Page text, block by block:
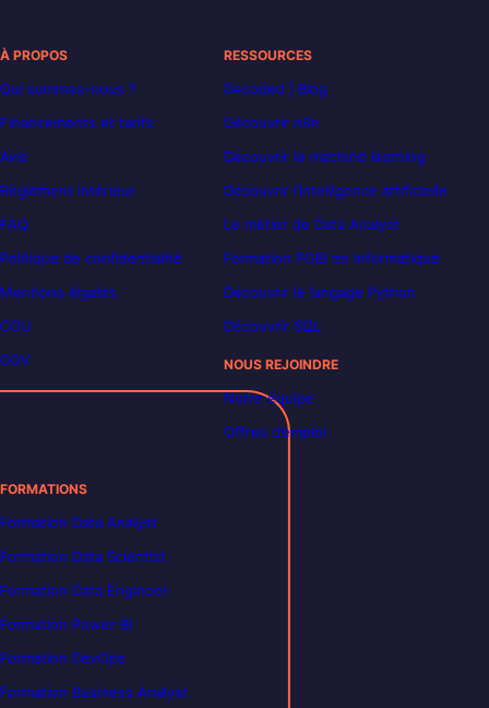
À PROPOS
Qui sommes-nous ?
Financements et tarifs
Avis
Règlement intérieur
FAQ
Politique de confidentialité
Mentions légales
CGU
CGV
RESSOURCES
Decoded | Blog
Découvrir n8n
Découvrir le machine learning
Découvrir l’intelligence artificielle
Le métier de Data Analyst
Formation POEI en informatique
Découvrir le langage Python
Découvrir SQL
NOUS REJOINDRE
Notre équipe
Offres d’emploi
FORMATIONS
Formation Data Analyst
Formation Data Scientist
Formation Data Engineer
Formation Power BI
Formation DevOps
Formation Business Analyst